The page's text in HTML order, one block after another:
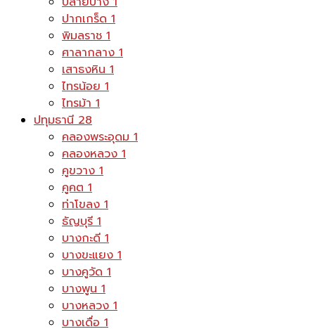
ปากเกร็ด1
พิมลราช1
ศาลากลาง1
เสาธงหิน1
ไทรน้อย1
ไทรม้า1
ปทุมธานี28
คลองพระอุดม1
คลองหลวง1
คูขวาง1
คูคต1
ท่าโขลง1
ธัญบุรี1
บางกะดี1
บางขะแยง1
บางคูวัด1
บางพูน1
บางหลวง1
บางเดื่อ1